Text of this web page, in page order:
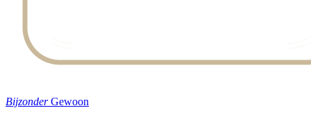
Bijzonder Gewoon